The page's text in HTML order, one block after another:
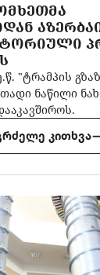
"ტრამპის
ნაწილი
კითხვა